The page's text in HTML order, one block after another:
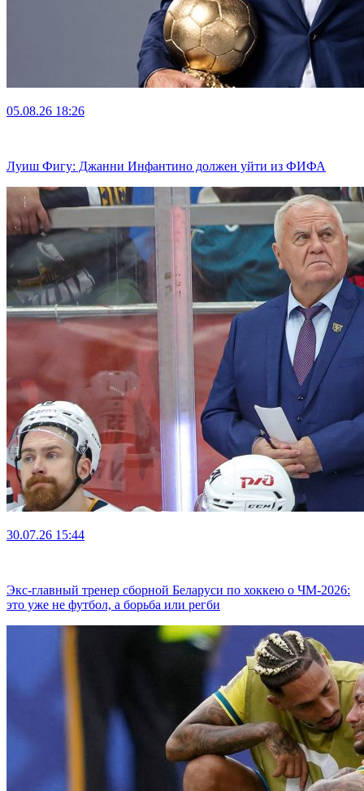
05.08.26 18:26
Луиш Фигу: Джанни Инфантино должен уйти из ФИФА
30.07.26 15:44
Экс-главный тренер сборной Беларуси по хоккею о ЧМ-2026:
это уже не футбол, а борьба или регби